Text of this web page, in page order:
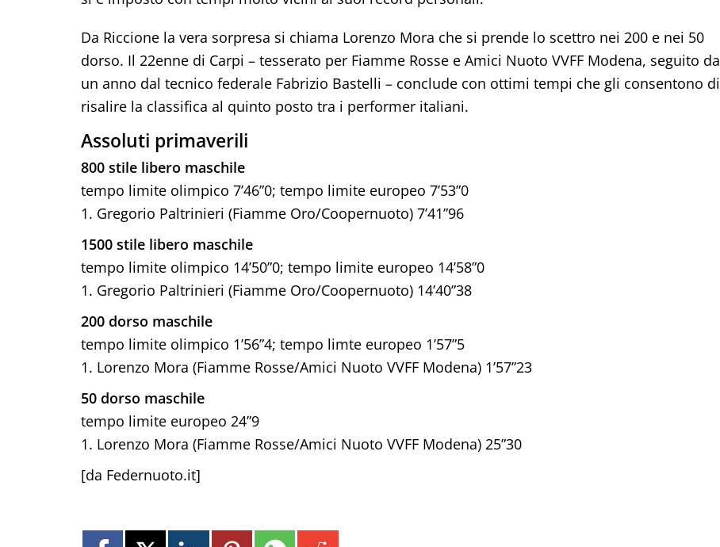
Da Riccione la vera sorpresa si chiama Lorenzo Mora che si prende lo scettro nei 200 e nei 50
dorso. Il 22enne di Carpi – tesserato per Fiamme Rosse e Amici Nuoto VVFF Modena, seguito da
un anno dal tecnico federale Fabrizio Bastelli – conclude con ottimi tempi che gli consentono di
risalire la classifica al quinto posto tra i performer italiani.
Assoluti primaverili
800 stile libero maschile
tempo limite olimpico 7’46”0; tempo limite europeo 7’53”0
1. Gregorio Paltrinieri (Fiamme Oro/Coopernuoto) 7’41”96
1500 stile libero maschile
tempo limite olimpico 14’50”0; tempo limite europeo 14’58”0
1. Gregorio Paltrinieri (Fiamme Oro/Coopernuoto) 14’40”38
200 dorso maschile
tempo limite olimpico 1’56”4; tempo limte europeo 1’57”5
1. Lorenzo Mora (Fiamme Rosse/Amici Nuoto VVFF Modena) 1’57”23
50 dorso maschile
tempo limite europeo 24”9
1. Lorenzo Mora (Fiamme Rosse/Amici Nuoto VVFF Modena) 25”30
[da Federnuoto.it]